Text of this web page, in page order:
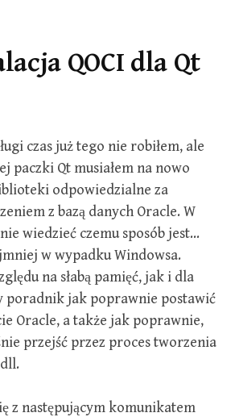
QOCI dla Qt
czas już tego nie robiłem, ale
paczki Qt musiałem na nowo
odpowiedzialne za
z bazą danych Oracle. W
wiedzieć czemu sposób jest…
w wypadku Windowsa.
na słabą pamięć, jak i dla
poradnik jak poprawnie postawić
Oracle, a także jak poprawnie,
przejść przez proces tworzenia
z następującym komunikatem